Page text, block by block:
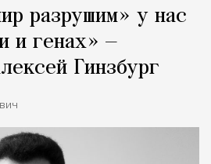
разрушим» у нас
и генах» —
Гинзбург